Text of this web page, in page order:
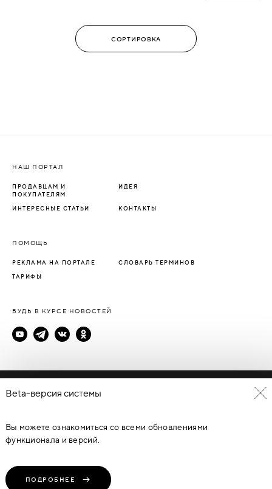
НАШ ПОРТАЛ
ПРОДАВЦАМ И
ПОКУПАТЕЛЯМ
ИДЕЯ
ИНТЕРЕСНЫЕ СТАТЬИ КОНТАКТЫ
ПОМОЩЬ
РЕКЛАМА НА ПОРТАЛЕ СЛОВАРЬ ТЕРМИНОВ
ТАРИФЫ
БУДЬ В КУРСЕ НОВОСТЕЙ
Политика конфиденциальности
© Каталог дверей - DverProf, 2021-2026Материалы сайта
являются объектами авторского права. Запрещается
копирование, распространение, любое использование
ФЕДЕРАЦИИ ОТ 09.07.93Г. №5351-1 “ОБ АВТОРСКОМ ПРАВЕ И
СМЕЖНЫХ ПРАВАХ” (с изменениями от 19 июля 1995 г., 20 июля
Beta-версия системы
Вы можете ознакомиться со всеми обновлениями
функционала и версий.
ПОДРОБНЕЕ